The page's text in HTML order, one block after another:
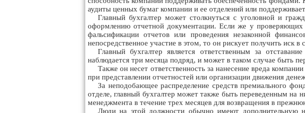
аудиты ценных бумаг компании и ее отделений или
Главный бухгалтер может столкнуться с уголовной и
оформлению отчетной документации. Если же у проверяющих
фальсификации отчетов или проведения незаконной
непосредственное участие в этом, то он рискует получить иск в
Главный бухгалтер является ответственным за
наблюдается три месяца подряд, и может в таком случае быть
Также он несет ответственность за нанесение вреда
при представлении отчетностей или организации движения
За неподобающее распределение средств премиального
отделе, главный бухгалтер может также быть переведенным на
менеджмента в течение трех месяцев для возвращения в
Люди на этой должности обычно имеют дополнительную